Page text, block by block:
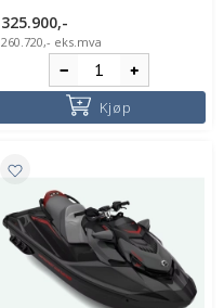
325.900,-
260.720,- eks.mva
Kjøp